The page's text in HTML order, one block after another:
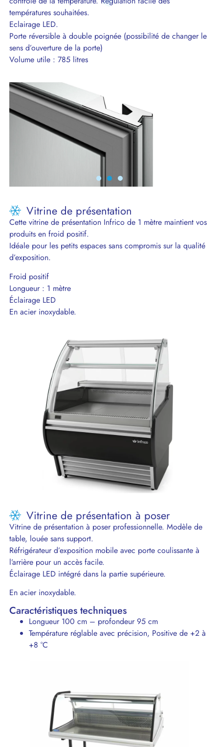
températures souhaitées.
Eclairage LED.
Porte réversible à double poignée (possibilité de changer le
sens d’ouverture de la porte)
Volume utile : 785 litres
Vitrine de présentation
Cette vitrine de présentation Infrico de 1 mètre maintient vos
produits en froid positif.
Idéale pour les petits espaces sans compromis sur la qualité
d’exposition.
Froid positif
Longueur : 1 mètre
Éclairage LED
En acier inoxydable.
Vitrine de présentation à poser
Vitrine de présentation à poser professionnelle. Modèle de
table, louée sans support.
Réfrigérateur d’exposition mobile avec porte coulissante à
l’arrière pour un accès facile.
Éclairage LED intégré dans la partie supérieure.
En acier inoxydable.
Caractéristiques techniques
Longueur 100 cm – profondeur 95 cm
Température réglable avec précision, Positive de +2 à
+8 °C